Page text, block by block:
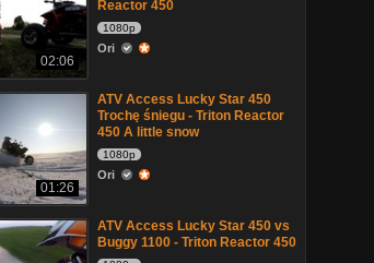
02:06
Reactor 450
1080p
Ori
01:26
ATV Access Lucky Star 450
Trochę śniegu - Triton Reactor
450 A little snow
1080p
Ori
ATV Access Lucky Star 450 vs
Buggy 1100 - Triton Reactor 450